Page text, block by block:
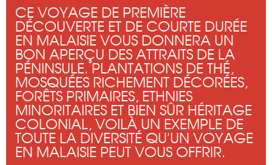
CE VOYAGE DE PREMIÈRE
DÉCOUVERTE ET DE COURTE DURÉE
EN MALAISIE VOUS DONNERA UN
BON APERÇU DES ATTRAITS DE LA
PÉNINSULE. PLANTATIONS DE THÉ,
MOSQUÉES RICHEMENT DÉCORÉES,
FORÊTS PRIMAIRES, ETHNIES
MINORITAIRES ET BIEN SÛR HÉRITAGE
COLONIAL, VOILÀ UN EXEMPLE DE
TOUTE LA DIVERSITÉ QU'UN VOYAGE
EN MALAISIE PEUT VOUS OFFRIR.